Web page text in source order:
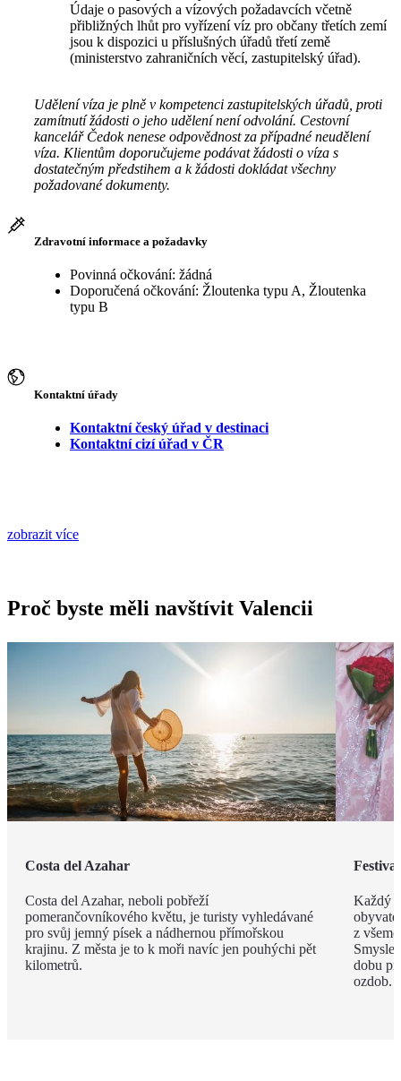
Údaje o pasových a vízových požadavcích včetně
přibližných lhůt pro vyřízení víz pro občany třetích zemí
jsou k dispozici u příslušných úřadů třetí země
(ministerstvo zahraničních věcí, zastupitelský úřad).
Udělení víza je plně v kompetenci zastupitelských úřadů, proti
zamítnutí žádosti o jeho udělení není odvolání. Cestovní
kancelář Čedok nenese odpovědnost za případné neudělení
víza. Klientům doporučujeme podávat žádosti o víza s
dostatečným předstihem a k žádosti dokládat všechny
požadované dokumenty.
Zdravotní informace a požadavky
Povinná očkování: žádná
Doporučená očkování: Žloutenka typu A, Žloutenka
typu B
Kontaktní úřady
Kontaktní český úřad v destinaci
Kontaktní cizí úřad v ČR
zobrazit více
Proč byste měli navštívit Valencii
Costa del Azahar
Costa del Azahar, neboli pobřeží
pomerančovníkového květu, je turisty vyhledávané
pro svůj jemný písek a nádhernou přímořskou
krajinu. Z města je to k moři navíc jen pouhýchi pět
kilometrů.
Každý
z
dobu
ozdob.